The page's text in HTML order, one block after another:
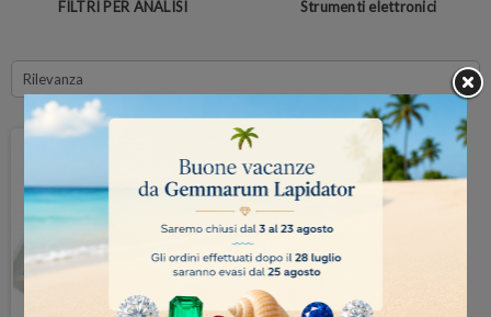
FILTRI PER ANALISI Strumenti elettronici
Rilevanza